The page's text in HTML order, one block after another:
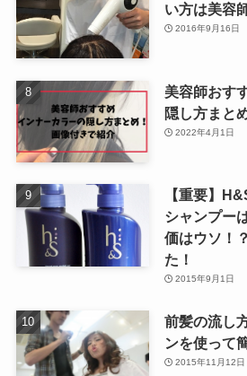
い方は美容
2016年9月16日
美容師おす
隠し方まと
2022年4月1日
【重要】
シャンプー
価はウソ！
た！
2015年9月1日
前髪の流し
ンを使って
2015年11月12日